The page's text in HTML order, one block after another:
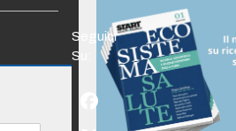
Seguici
Su:
Facebook